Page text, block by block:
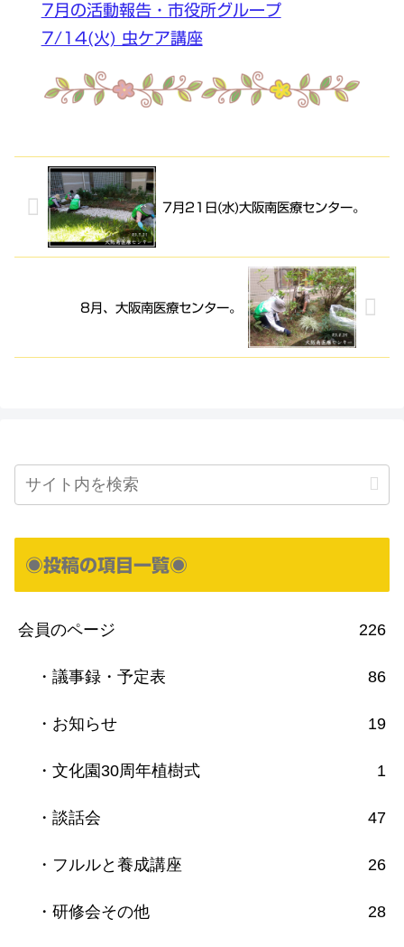
7月の活動報告・市役所グループ
7/14(火) 虫ケア講座
7月21日(水)大阪南医療センター。
8月、大阪南医療センター。
◉投稿の項目一覧◉
会員のページ 226
・議事録・予定表 86
・お知らせ 19
・文化園30周年植樹式 1
・談話会 47
・フルルと養成講座 26
・研修会その他 28